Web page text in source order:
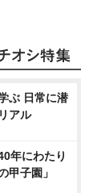
ぶ 日常に潜
アル
年にわたり
甲子園」